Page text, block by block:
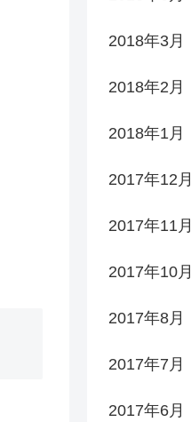
2018年3月
2018年2月
2018年1月
2017年12月
2017年11月
2017年10月
2017年8月
2017年7月
2017年6月